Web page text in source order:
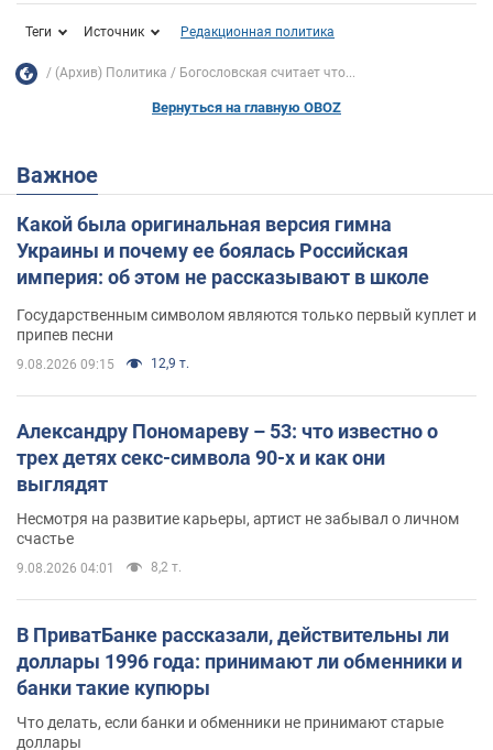
Теги Источник Редакционная политика
(Архив) Политика Богословская считает что...
Вернуться на главную OBOZ
Важное
Какой была оригинальная версия гимна
Украины и почему ее боялась Российская
империя: об этом не рассказывают в школе
Государственным символом являются только первый куплет и
припев песни
9.08.2026 09:15 12,9 т.
Александру Пономареву – 53: что известно о
трех детях секс-символа 90-х и как они
выглядят
Несмотря на развитие карьеры, артист не забывал о личном
счастье
9.08.2026 04:01 8,2 т.
В ПриватБанке рассказали, действительны ли
доллары 1996 года: принимают ли обменники и
банки такие купюры
Что делать, если банки и обменники не принимают старые
доллары